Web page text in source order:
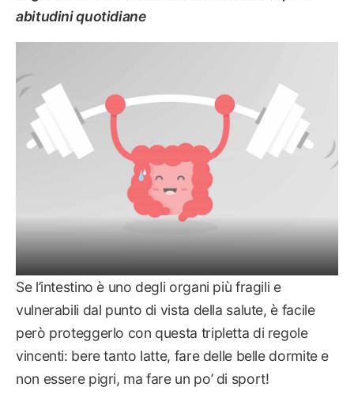
abitudini quotidiane
Se l’intestino è uno degli organi più fragili e
vulnerabili dal punto di vista della salute, è facile
però proteggerlo con questa tripletta di regole
vincenti: bere tanto latte, fare delle belle dormite e
non essere pigri, ma fare un po’ di sport!